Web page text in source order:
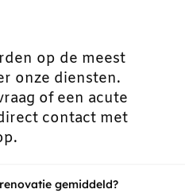
op de meest
onze diensten.
of een acute
contact met
gemiddeld?